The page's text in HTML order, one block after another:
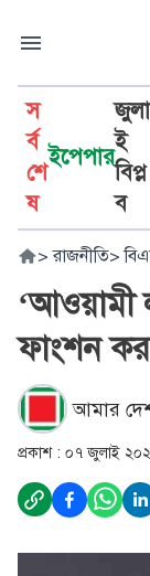
স
র্ব
শে
ষ
ইপেপার
জুলা
ই
বিপ্ল
ব
> রাজনীতি>
‘আওয়ামী
ফাংশন
আমার
প্রকাশ : ০৭ জুলাই